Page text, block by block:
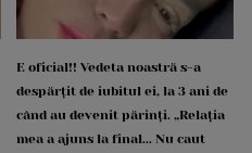
E oficial!! Vedeta noastră s-a
despărțit de iubitul ei, la 3 ani de
când au devenit părinți. „Relația
mea a ajuns la final... Nu caut